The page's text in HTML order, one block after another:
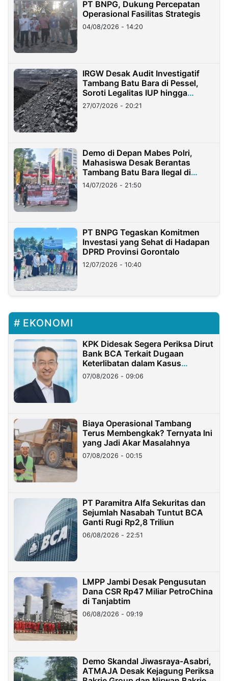
PT BNPG, Dukung Percepatan
Operasional Fasilitas Strategis
04/08/2026 - 14:20
IRGW Desak Audit Investigatif
Tambang Batu Bara di Pessel,
Soroti Legalitas IUP hingga
Stockpile
27/07/2026 - 20:21
Demo di Depan Mabes Polri,
Mahasiswa Desak Berantas
Tambang Batu Bara Ilegal di
Lampung
14/07/2026 - 21:50
PT BNPG Tegaskan Komitmen
Investasi yang Sehat di Hadapan
DPRD Provinsi Gorontalo
12/07/2026 - 10:40
EKONOMI
KPK Didesak Segera Periksa Dirut
Bank BCA Terkait Dugaan
Keterlibatan dalam Kasus
Hilangnya Dana Nasabah Rp2,58
Miliar
07/08/2026 - 09:06
Biaya Operasional Tambang
Terus Membengkak? Ternyata Ini
yang Jadi Akar Masalahnya
07/08/2026 - 00:15
PT Paramitra Alfa Sekuritas dan
Sejumlah Nasabah Tuntut BCA
Ganti Rugi Rp2,8 Triliun
06/08/2026 - 22:51
LMPP Jambi Desak Pengusutan
Dana CSR Rp47 Miliar PetroChina
di Tanjabtim
06/08/2026 - 09:19
Demo Skandal Jiwasraya-Asabri,
ATMAJA Desak Kejagung Periksa